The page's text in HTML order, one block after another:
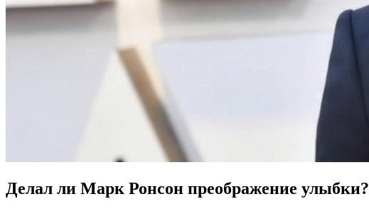
Делал ли Марк Ронсон преображение улыбки?